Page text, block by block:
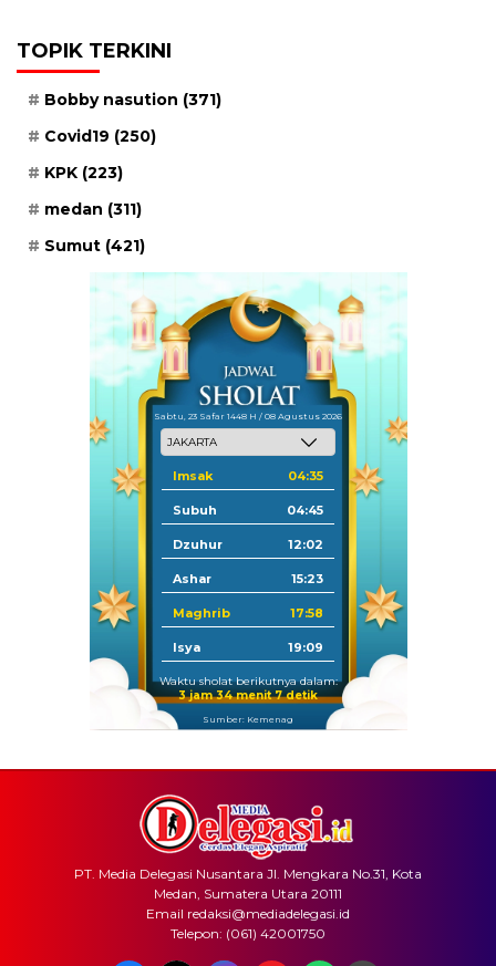
TOPIK TERKINI
Bobby nasution (371)
Covid19 (250)
KPK (223)
medan (311)
Sumut (421)
Sabtu, 23 Safar 1448 H / 08 Agustus 2026
Imsak 04:35
Subuh 04:45
Dzuhur 12:02
Ashar 15:23
Maghrib 17:58
Isya 19:09
Waktu sholat berikutnya dalam:
3 jam 34 menit 7 detik
Sumber: Kemenag
PT. Media Delegasi Nusantara Jl. Mengkara No.31, Kota
Medan, Sumatera Utara 20111
Email redaksi@mediadelegasi.id
Telepon: (061) 42001750